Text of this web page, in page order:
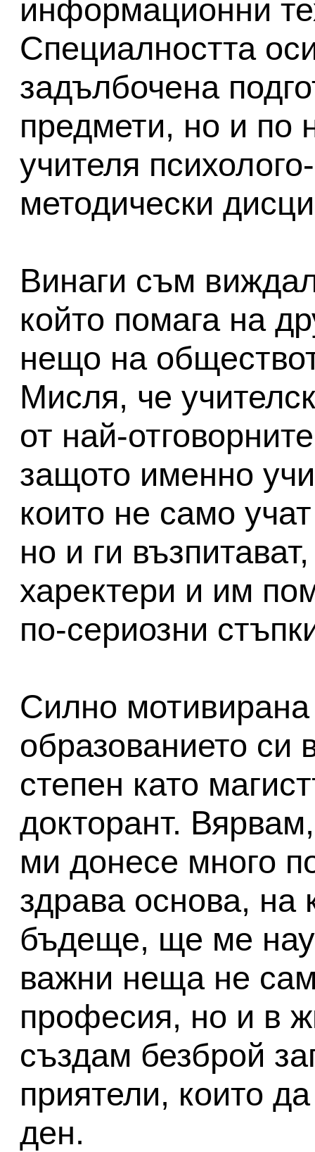
информационни
Специалността
задълбочена
предмети, но и по
учителя
методически
Винаги съм
който помага на
нещо на
Мисля, че
от най-
защото именно
които не само
но и ги
харектери и им
по-сериозни
Силно
образованието си
степен като
докторант.
ми донесе много
здрава основа, на
бъдеще, ще ме
важни неща не
професия, но и в
създам безброй
приятели, които
ден.